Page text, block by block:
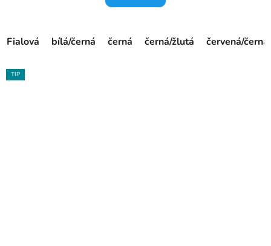
Fialová bílá/černá černá černá/žlutá červená/černá
TIP